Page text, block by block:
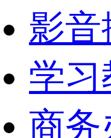
影音
学习
商务